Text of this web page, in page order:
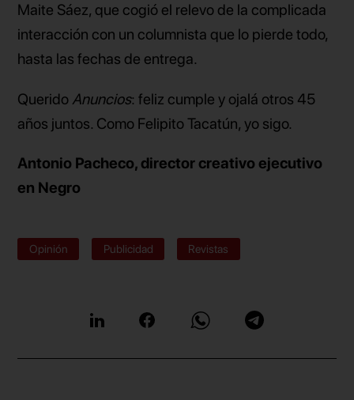
Maite Sáez, que cogió el relevo de la complicada
interacción con un columnista que lo pierde todo,
hasta las fechas de entrega.
Querido Anuncios: feliz cumple y ojalá otros 45
años juntos. Como Felipito Tacatún, yo sigo.
Antonio Pacheco, director creativo ejecutivo
en Negro
Opinión Publicidad Revistas